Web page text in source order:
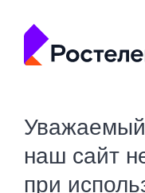
Уважаемый
наш сайт
при